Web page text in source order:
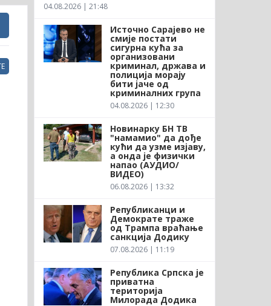
04.08.2026 | 21:48
Источно Сарајево не
смије постати
сигурна кућа за
организовани
криминал, држава и
полиција морају
бити јаче од
криминалних група
04.08.2026 | 12:30
Новинарку БН ТВ
"намамио" да дође
кући да узме изјаву,
а онда је физички
напао (АУДИО/
ВИДЕО)
06.08.2026 | 13:32
Републиканци и
Демократе траже
од Трампа враћање
санкција Додику
07.08.2026 | 11:19
Република Српска је
приватна
територија
Милорада Додика